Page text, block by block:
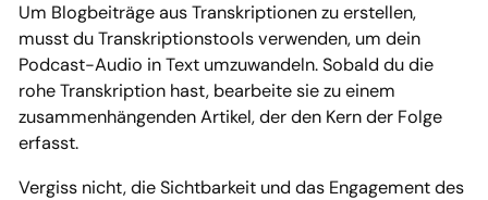
Um Blogbeiträge aus Transkriptionen zu erstellen,
musst du Transkriptionstools verwenden, um dein
Podcast-Audio in Text umzuwandeln. Sobald du die
rohe Transkription hast, bearbeite sie zu einem
zusammenhängenden Artikel, der den Kern der Folge
erfasst.
Vergiss nicht, die Sichtbarkeit und das Engagement des